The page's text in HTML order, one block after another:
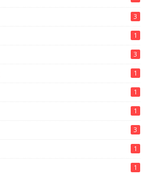
3
1
3
1
1
1
3
1
1